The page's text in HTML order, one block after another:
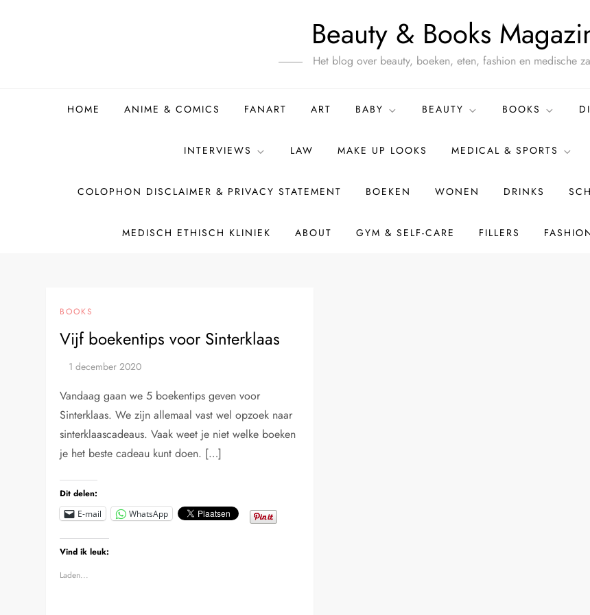
Beauty & Books
Het blog over beauty, boeken, eten, fashion en medische
HOME ANIME & COMICS FANART ART BABY BEAUTY BOOKS
INTERVIEWS LAW MAKE UP LOOKS MEDICAL & SPORTS
COLOPHON DISCLAIMER & PRIVACY STATEMENT BOEKEN WONEN DRINKS
MEDISCH ETHISCH KLINIEK ABOUT GYM & SELF-CARE FILLERS
BOOKS
Vijf boekentips voor Sinterklaas
Vandaag gaan we 5 boekentips geven voor
Sinterklaas. We zijn allemaal vast wel opzoek naar
sinterklaascadeaus. Vaak weet je niet welke boeken
je het beste cadeau kunt doen. […]
Dit delen:
E-mail WhatsApp
Vind ik leuk:
Laden...